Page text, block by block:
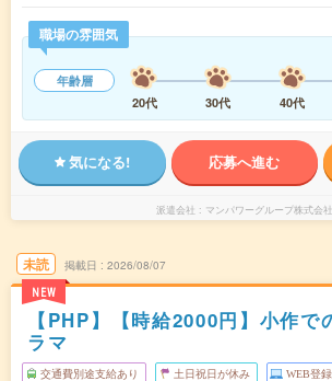
職場の雰囲気
年齢層
20代
30代 40代
気になる! 応募へ進む
派遣会社 マンパワーグループ株式会社
未読
NEW
掲載日 2026/08/07
【PHP】【時給2000円】小作で
ラマ
交通費別途支給あり 土日祝日が休み WEB登